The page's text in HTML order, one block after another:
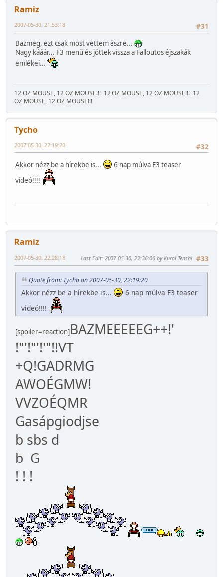
Ramiz
#31
2007-05-30, 21:53:18
Bazmeg, ezt csak most vettem észre...
Nagy kááár... F3 menü és jöttek vissza a Falloutos éjszakák
emlékei...
12 OZ MOUSE, 12 OZ MOUSE!!! 12 OZ MOUSE, 12 OZ MOUSE!!! 12
OZ MOUSE, 12 OZ MOUSE!!!
Tycho
#32
2007-05-30, 22:19:20
Akkor nézz be a hírekbe is...
6 nap múlva F3 teaser
videó!!!!
Ramiz
#33
2007-05-30, 22:28:18 Last Edit: 2007-05-30, 22:36:06 by Kuroi Tenshi
Quote from: Tycho on 2007-05-30, 22:19:20
Akkor nézz be a hírekbe is...
6 nap múlva F3 teaser
videó!!!!
[spoiler=reaction]BAZMEEEEEG++!'
!"'!"'!'"!!VT
+Q!GADRMG
AWOÉGMW!
VVZOÉQMR
Gasápgiodjse
b sbs d
b G
! ! !